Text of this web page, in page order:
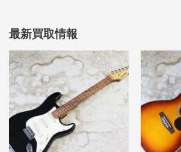
最新買取情報